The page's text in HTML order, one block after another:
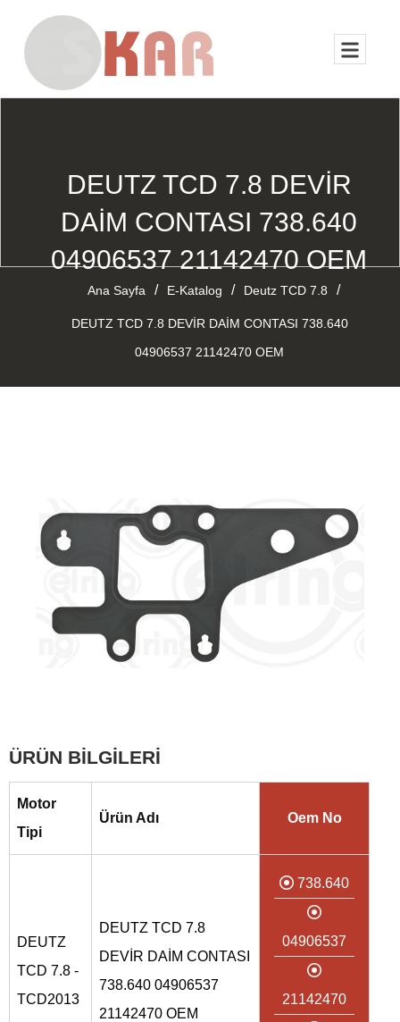
DEUTZ TCD 7.8 DEVİR
DAİM CONTASI 738.640
04906537 21142470 OEM
Ana Sayfa / E-Katalog / Deutz TCD 7.8 /
DEUTZ TCD 7.8 DEVİR DAİM CONTASI 738.640
04906537 21142470 OEM
ÜRÜN BİLGİLERİ
Motor
Tipi
Ürün Adı Oem No
DEUTZ
TCD 7.8 -
TCD2013
DEUTZ TCD 7.8
DEVİR DAİM CONTASI
738.640 04906537
21142470 OEM
738.640
04906537
21142470